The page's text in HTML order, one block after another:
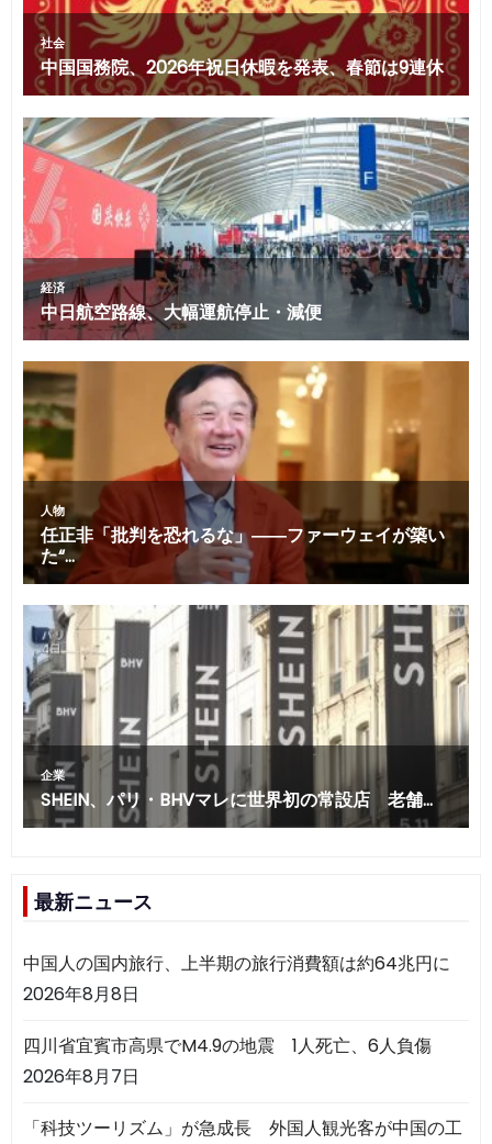
最新ニュース
中国人の国内旅行、上半期の旅行消費額は約64兆円に
2026年8月8日
四川省宜賓市高県でM4.9の地震 1人死亡、6人負傷
2026年8月7日
「科技ツーリズム」が急成長 外国人観光客が中国の工